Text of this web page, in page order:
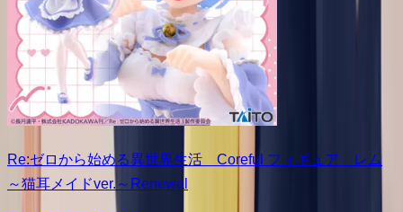
Re:ゼロから始める異世界生活 Coreful フィギュア レム
～猫耳メイドver.～Renewal